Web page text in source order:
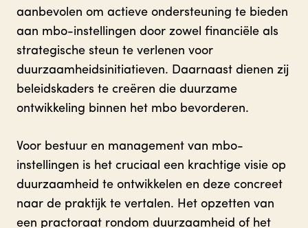
aanbevolen om actieve ondersteuning te bieden
aan mbo-instellingen door zowel financiële als
strategische steun te verlenen voor
duurzaamheidsinitiatieven. Daarnaast dienen zij
beleidskaders te creëren die duurzame
ontwikkeling binnen het mbo bevorderen.
Voor bestuur en management van mbo-
instellingen is het cruciaal een krachtige visie op
duurzaamheid te ontwikkelen en deze concreet
naar de praktijk te vertalen. Het opzetten van
een practoraat rondom duurzaamheid of het